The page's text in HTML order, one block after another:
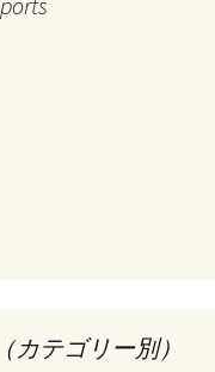
テゴリー別）